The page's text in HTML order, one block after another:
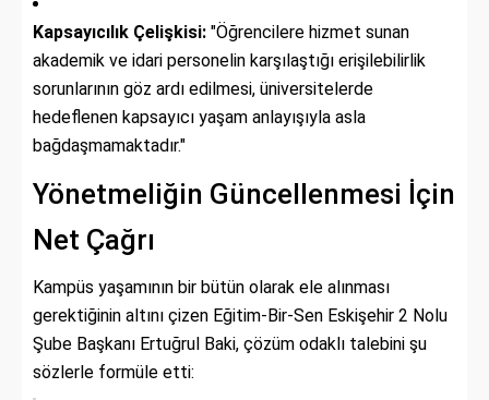
Kapsayıcılık Çelişkisi: "Öğrencilere hizmet sunan
akademik ve idari personelin karşılaştığı erişilebilirlik
sorunlarının göz ardı edilmesi, üniversitelerde
hedeflenen kapsayıcı yaşam anlayışıyla asla
bağdaşmamaktadır."
Yönetmeliğin Güncellenmesi İçin
Net Çağrı
Kampüs yaşamının bir bütün olarak ele alınması
gerektiğinin altını çizen Eğitim-Bir-Sen Eskişehir 2 Nolu
Şube Başkanı Ertuğrul Baki, çözüm odaklı talebini şu
sözlerle formüle etti: